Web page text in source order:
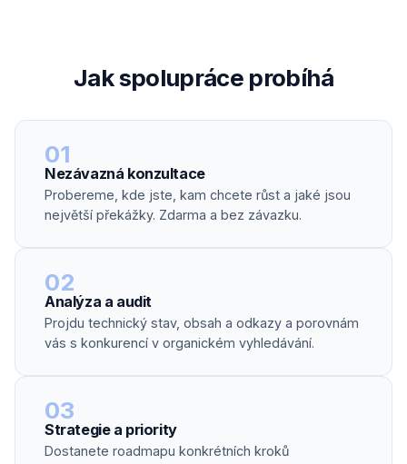
Jak spolupráce probíhá
01
Nezávazná konzultace
Probereme, kde jste, kam chcete růst a jaké jsou
největší překážky. Zdarma a bez závazku.
02
Analýza a audit
Projdu technický stav, obsah a odkazy a porovnám
vás s konkurencí v organickém vyhledávání.
03
Strategie a priority
Dostanete roadmapu konkrétních kroků